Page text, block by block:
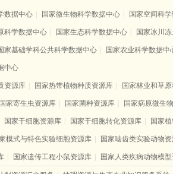
数据中心 国家微生物科学数据中心 国家空间科
科学数据中心 国家生态科学数据中心 国家冰川
家基础学科公共科学数据中心 国家农业科学数据中
中心
资源库 国家热带植物种质资源库 国家林业和草
国家寄生虫资源库 国家菌种资源库 国家病原微生
国家干细胞资源库 国家干细胞转化资源库 国家
模式与特色实验细胞资源库 国家啮齿类实验动物
国家遗传工程小鼠资源库 国家人类疾病动物模